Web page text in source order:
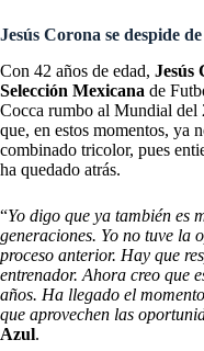
Jesús Corona se despide
Con 42 años de edad, Jesús
Selección Mexicana de
Cocca rumbo al Mundial del
que, en estos momentos, ya
combinado tricolor, pues
ha quedado atrás.
“Yo digo que ya también es
generaciones. Yo no tuve la
proceso anterior. Hay que
entrenador. Ahora creo que
años. Ha llegado el
que aprovechen las
Azul.